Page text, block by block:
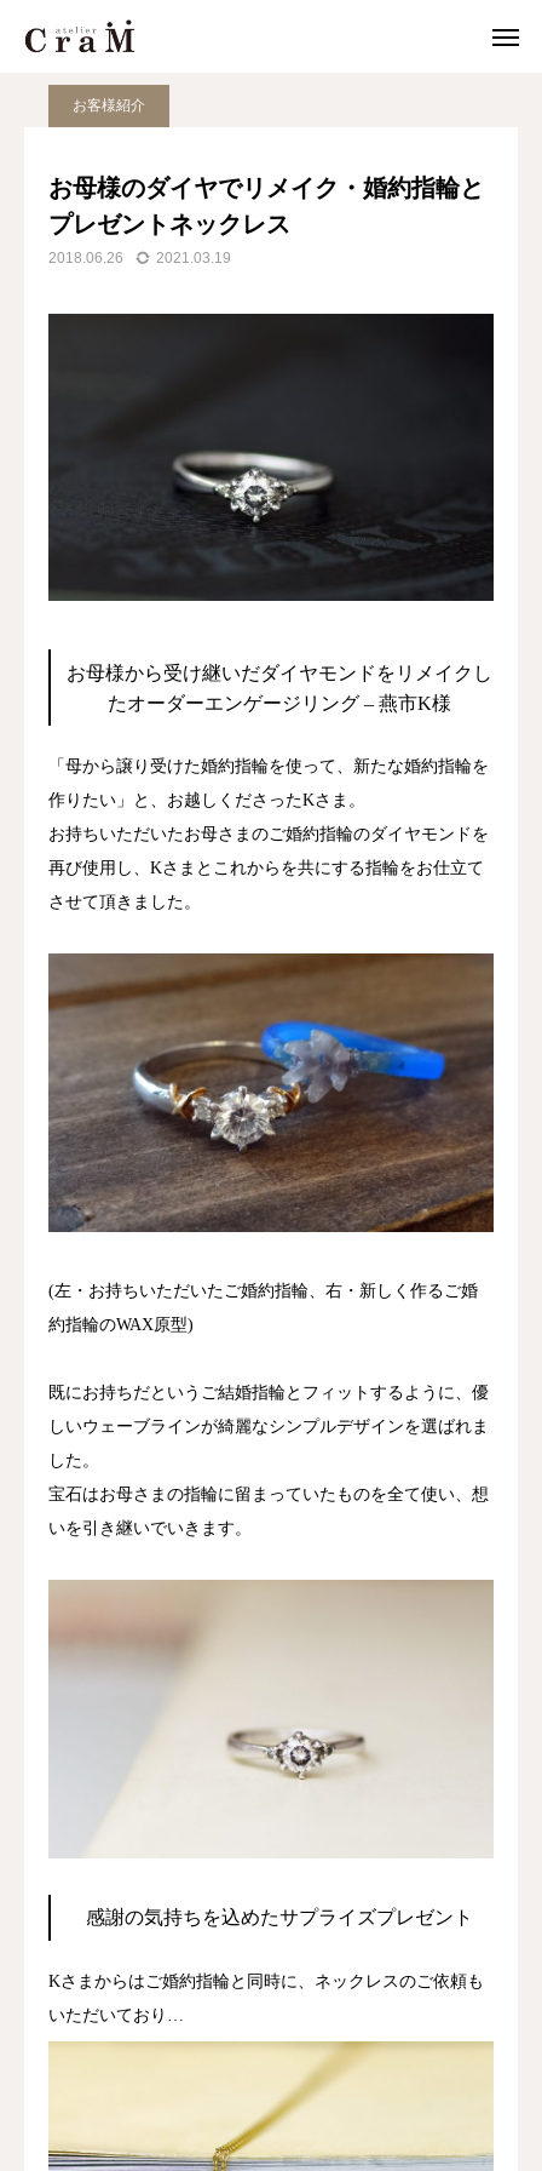
JOURNAL お母様のダイヤでリメイク・婚約指輪とプレゼントネックレス
お客様紹介
お母様のダイヤでリメイク・婚約指輪と
プレゼントネックレス
2018.06.26 2021.03.19
お母様から受け継いだダイヤモンドをリメイクし
たオーダーエンゲージリング – 燕市K様
「母から譲り受けた婚約指輪を使って、新たな婚約指輪を
作りたい」と、お越しくださったKさま。
お持ちいただいたお母さまのご婚約指輪のダイヤモンドを
再び使用し、Kさまとこれからを共にする指輪をお仕立て
させて頂きました。
(左・お持ちいただいたご婚約指輪、右・新しく作るご婚
約指輪のWAX原型)
既にお持ちだというご結婚指輪とフィットするように、優
しいウェーブラインが綺麗なシンプルデザインを選ばれま
した。
宝石はお母さまの指輪に留まっていたものを全て使い、想
いを引き継いでいきます。
感謝の気持ちを込めたサプライズプレゼント
Kさまからはご婚約指輪と同時に、ネックレスのご依頼も
いただいており…
LINE
CraMについて
オンライン